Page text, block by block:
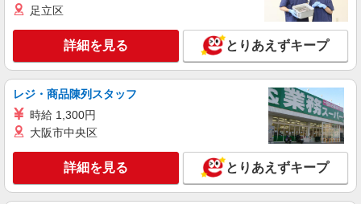
足立区
詳細を見る とりあえずキープ
レジ・商品陳列スタッフ
時給 1,300円
大阪市中央区
詳細を見る とりあえずキープ